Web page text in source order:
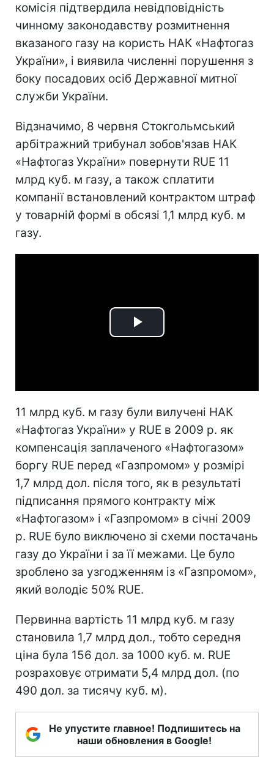
комісія підтвердила невідповідність
чинному законодавству розмитнення
вказаного газу на користь НАК «Нафтогаз
України», і виявила численні порушення з
боку посадових осіб Державної митної
служби України.
Відзначимо, 8 червня Стокгольмський
арбітражний трибунал зобов'язав НАК
«Нафтогаз України» повернути RUE 11
млрд куб. м газу, а також сплатити
компанії встановлений контрактом штраф
у товарній формі в обсязі 1,1 млрд куб. м
газу.
Play
11 млрд куб. м газу були вилучені НАК
«Нафтогаз України» у RUE в 2009 р. як
компенсація заплаченого «Нафтогазом»
боргу RUE перед «Газпромом» у розмірі
1,7 млрд дол. після того, як в результаті
підписання прямого контракту між
«Нафтогазом» і «Газпромом» в січні 2009
р. RUE було виключено зі схеми постачань
газу до України і за її межами. Це було
зроблено за узгодженням із «Газпромом»,
який володіє 50% RUE.
Первинна вартість 11 млрд куб. м газу
становила 1,7 млрд дол., тобто середня
ціна була 156 дол. за 1000 куб. м. RUE
розраховує отримати 5,4 млрд дол. (по
490 дол. за тисячу куб. м).
Не упустите главное! Подпишитесь на
наши обновления в Google!